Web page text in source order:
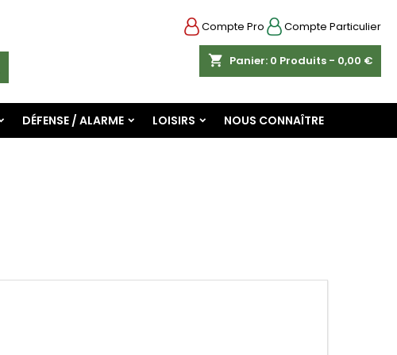
Compte Pro Compte Particulier
shopping_cart Panier: 0 Produits - 0,00 €
DÉFENSE / ALARME LOISIRS NOUS CONNAÎTRE